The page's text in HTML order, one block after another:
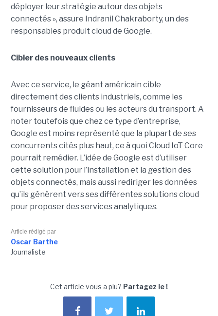
déployer leur stratégie autour des objets
connectés », assure Indranil Chakraborty, un des
responsables produit cloud de Google.
Cibler des nouveaux clients
Avec ce service, le géant américain cible
directement des clients industriels, comme les
fournisseurs de fluides ou les acteurs du transport. A
noter toutefois que chez ce type d’entreprise,
Google est moins représenté que la plupart de ses
concurrents cités plus haut, ce à quoi Cloud IoT Core
pourrait remédier. L’idée de Google est d’utiliser
cette solution pour l’installation et la gestion des
objets connectés, mais aussi rediriger les données
qu’ils génèrent vers ses différentes solutions cloud
pour proposer des services analytiques.
Article rédigé par
Oscar Barthe
Journaliste
Cet article vous a plu? Partagez le !